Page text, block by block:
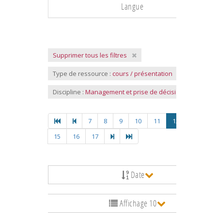
Langue
Supprimer tous les filtres
Type de ressource : cours / présentation
Discipline : Management et prise de décision
7 8 9 10 11 12
15
16 17
Date
Affichage 10